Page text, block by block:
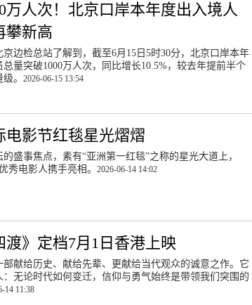
万人次！北京口岸本年度出入境人
攀新高
京边检总站了解到，截至6月15日5时30分，北京口岸本年
总量突破1000万人次，同比增长10.5%，较去年提前半个
级。2026-06-15 13:54
电影节红毯星光熠熠
盛事焦点，素有“亚洲第一红毯”之称的星光大道上，
秀电影人携手亮相。2026-06-14 14:02
渡》定档7月1日香港上映
部献给历史、献给先辈、更献给当代观众的诚意之作。它
：无论时代如何变迁，信仰与勇气始终是带领我们突围的
14 11:38